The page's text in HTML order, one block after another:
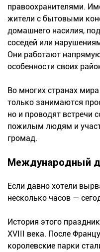
правоохранителями.
жители с бытовыми
домашнего насилия,
соседей или
Они работают
особенности своих
Во многих странах
только занимаются
но и проводят встречи
пожилым людям и
громад.
Международный
Если давно хотели
несколько часов —
История этого
XVIII века. После
королевские парки